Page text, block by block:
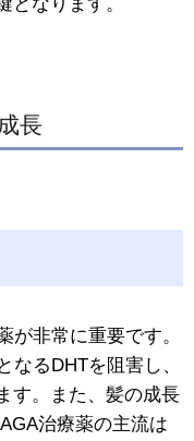
長
が非常に重要です。
なるDHTを阻害し、
す。また、髪の成長
治療薬の主流は